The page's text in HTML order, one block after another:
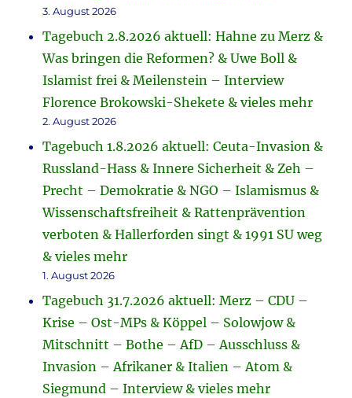
3. August 2026
Tagebuch 2.8.2026 aktuell: Hahne zu Merz &
Was bringen die Reformen? & Uwe Boll &
Islamist frei & Meilenstein – Interview
Florence Brokowski-Shekete & vieles mehr
2. August 2026
Tagebuch 1.8.2026 aktuell: Ceuta-Invasion &
Russland-Hass & Innere Sicherheit & Zeh –
Precht – Demokratie & NGO – Islamismus &
Wissenschaftsfreiheit & Rattenprävention
verboten & Hallerforden singt & 1991 SU weg
& vieles mehr
1. August 2026
Tagebuch 31.7.2026 aktuell: Merz – CDU –
Krise – Ost-MPs & Köppel – Solowjow &
Mitschnitt – Bothe – AfD – Ausschluss &
Invasion – Afrikaner & Italien – Atom &
Siegmund – Interview & vieles mehr